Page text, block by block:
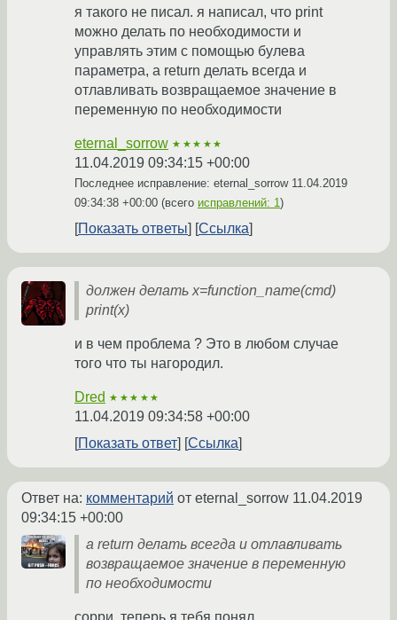
я такого не писал. я написал, что print
можно делать по необходимости и
управлять этим с помощью булева
параметра, а return делать всегда и
отлавливать возвращаемое значение в
переменную по необходимости
eternal_sorrow ★★★★★
11.04.2019 09:34:15 +00:00
Последнее исправление: eternal_sorrow 11.04.2019
09:34:38 +00:00 (всего исправлений: 1)
Показать ответы Ссылка
должен делать x=function_name(cmd)
print(x)
и в чем проблема ? Это в любом случае
того что ты нагородил.
Dred ★★★★★
11.04.2019 09:34:58 +00:00
Показать ответ
Ссылка
Ответ на: комментарий от eternal_sorrow 11.04.2019
09:34:15 +00:00
а return делать всегда и отлавливать
возвращаемое значение в переменную
по необходимости